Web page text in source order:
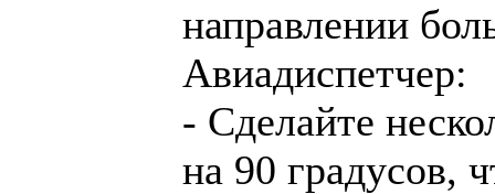
направлении
Авиадиспетчер:
- Сделайте
на 90 градусов,